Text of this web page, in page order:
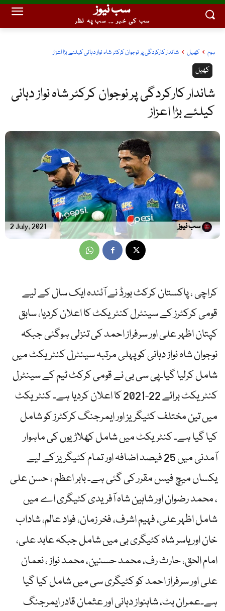
سب نیوز
سب کی خبر ... سب پہ نظر
ہوم کھیل شاندار کارکردگی پر نوجوان کرکٹر شاہ نواز دہانی کیلئے بڑا اعزاز
کھیل
شاندار کارکردگی پر نوجوان کرکٹر شاہ نواز دہانی
کیلئے بڑا اعزاز
2 July, 2021 سب نیوز
کراچی ، پاکستان کرکٹ بورڈ نے آئندہ ایک سال کے لیے
قومی کرکٹرز کے سینٹرل کنٹریکٹ کا اعلان کردیا، سابق
کپتان اظہر علی اور سرفراز احمد کی تنزلی ہوگئی جبکہ
نوجوان شاہ نواز دہانی کو پہلی مرتبہ سینٹرل کنٹریکٹ میں
شامل کرلیا گیا۔پی سی بی نے قومی کرکٹ ٹیم کے سینٹرل
کنٹریکٹ برائے 22-2021 کا اعلان کردیا ہے۔ کنٹریکٹ
میں تین مختلف کٹیگریز اور ایمرجنگ کرکٹرز کو شامل
کیا گیا ہے۔ کنٹریکٹ میں شامل کھلاڑیوں کی ماہوار
آمدنی میں 25 فیصد اضافہ اور تمام کٹیگریز کے لیے
یکساں میچ فیس مقرر کی گئی ہے۔ بابر اعظم ، حسن علی
، محمد رضوان اور شاہین شاہ آفریدی کٹیگری اے میں
شامل اظہر علی، فہیم اشرف، فخر زمان، فواد عالم، شاداب
خان اور یاسر شاہ کٹیگری بی میں شامل جبکہ عابد علی،
امام الحق، حارث رف، محمد حسنین، محمد نواز ، نعمان
علی اور سرفراز احمد کو کٹیگری سی میں شامل کیا گیا
ہے۔عمران بٹ، شاہنواز دہانی اور عثمان قادر ایمرجنگ